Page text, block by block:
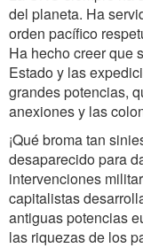
del planeta. Ha
orden pacífico
Ha hecho creer que
Estado y las
grandes potencias,
anexiones y las
¡Qué broma tan
desaparecido para
intervenciones
capitalistas
antiguas potencias
las riquezas de los